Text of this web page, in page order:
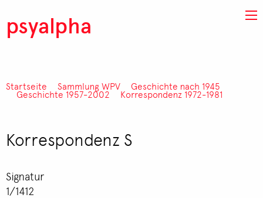
psyalpha
Pfadnavigation
Startseite Sammlung WPV Geschichte nach 1945
Geschichte 1957-2002 Korrespondenz 1972-1981
Korrespondenz S
Signatur
1/1412